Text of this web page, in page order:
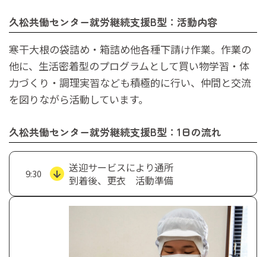
久松共働センター就労継続支援B型：活動内容
寒干大根の袋詰め・箱詰め他各種下請け作業。作業の
他に、生活密着型のプログラムとして買い物学習・体
力づくり・調理実習なども積極的に行い、仲間と交流
を図りながら活動しています。
久松共働センター就労継続支援B型：1日の流れ
9:30
送迎サービスにより通所
到着後、更衣 活動準備